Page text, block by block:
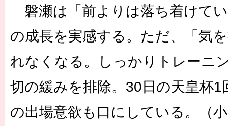
磐瀬は「前よりは落ち着けて
の成長を実感する。ただ、「気
れなくなる。しっかりトレーニ
切の緩みを排除。30日の天皇杯1
の出場意欲も口にしている。（